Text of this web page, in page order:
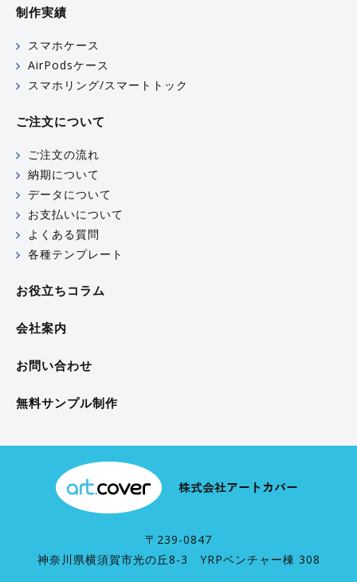
制作実績
スマホケース
AirPodsケース
スマホリング/スマートトック
ご注文について
ご注文の流れ
納期について
データについて
お支払いについて
よくある質問
各種テンプレート
お役立ちコラム
会社案内
お問い合わせ
無料サンプル制作
〒239-0847
神奈川県横須賀市光の丘8-3 YRPベンチャー棟 308